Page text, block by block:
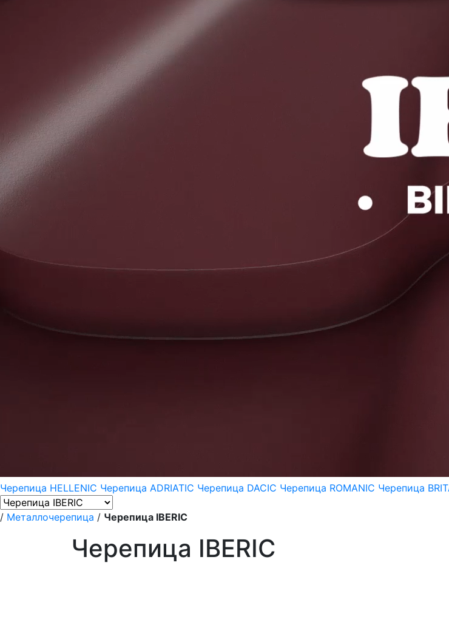
Черепица HELLENIC Черепица ADRIATIC Черепица DACIC Черепица ROMANIC Черепица
/ Металлочерепица / Черепица IBERIC
Черепица IBERIC